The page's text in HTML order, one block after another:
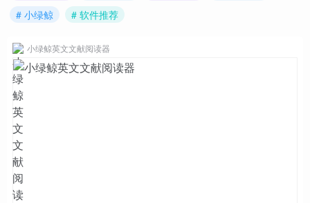
# 小绿鲸
# 软件推荐
小绿鲸英文文献阅读器